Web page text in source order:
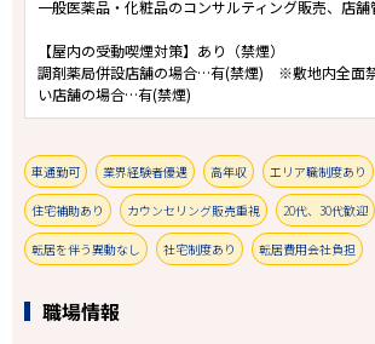
一般医薬品・化粧品のコンサルティング販売、店舗
【屋内の受動喫煙対策】あり（禁煙）
調剤薬局併設店舗の場合…有(禁煙) ※敷地内全面
い店舗の場合…有(禁煙)
車通勤可 業界経験者優遇 高年収 エリア職制度あり
住宅補助あり カウンセリング販売重視 20代、30代歓迎
転居を伴う異動なし 社宅制度あり 転居費用会社負担
職場情報